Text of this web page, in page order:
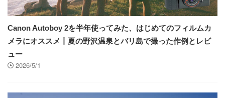
Canon Autoboy 2を半年使ってみた、はじめてのフィルムカ
メラにオススメ丨夏の野沢温泉とバリ島で撮った作例とレビ
ュー
2026/5/1